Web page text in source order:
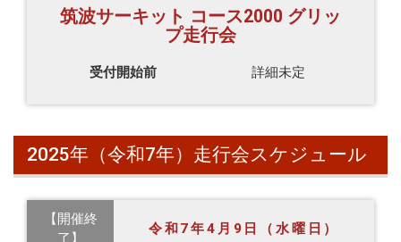
筑波サーキット コース2000 グリッ
プ走行会
受付開始前 詳細未定
2025年（令和7年）走行会スケジュール
【開催終
了】
令和7年4月9日（水曜日）